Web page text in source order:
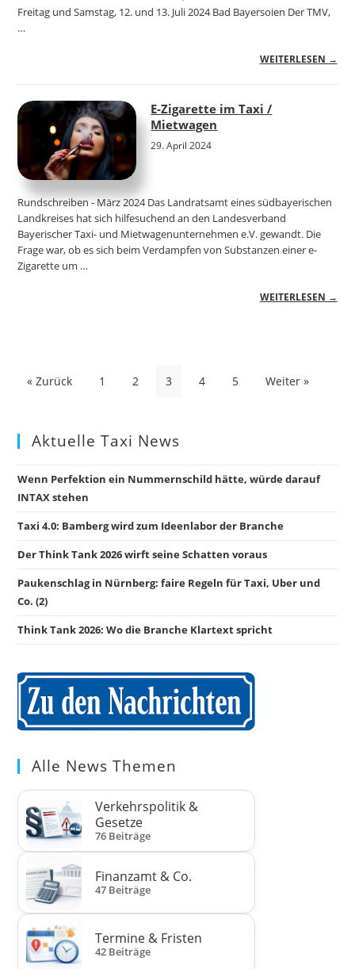
Freitag und Samstag, 12. und 13. Juli 2024 Bad Bayersoien Der TMV,
…
WEITERLESEN →
E-Zigarette im Taxi /
Mietwagen
29. April 2024
Rundschreiben - März 2024 Das Landratsamt eines südbayerischen
Landkreises hat sich hilfesuchend an den Landesverband
Bayerischer Taxi- und Mietwagenunternehmen e.V. gewandt. Die
Frage war, ob es sich beim Verdampfen von Substanzen einer e-
Zigarette um …
WEITERLESEN →
der« Zurück 1 2 3 4 5 Weiter »
Aktuelle Taxi News
Wenn Perfektion ein Nummernschild hätte, würde darauf
INTAX stehen
Taxi 4.0: Bamberg wird zum Ideenlabor der Branche
Der Think Tank 2026 wirft seine Schatten voraus
Paukenschlag in Nürnberg: faire Regeln für Taxi, Uber und
Co. (2)
Think Tank 2026: Wo die Branche Klartext spricht
Alle News Themen
Verkehrspolitik &
Gesetze
76 Beiträge
Finanzamt & Co.
47 Beiträge
Termine & Fristen
42 Beiträge